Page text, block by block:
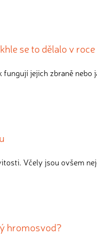
se to dělalo v roce
jejich zbraně nebo
Včely jsou ovšem
hromosvod?